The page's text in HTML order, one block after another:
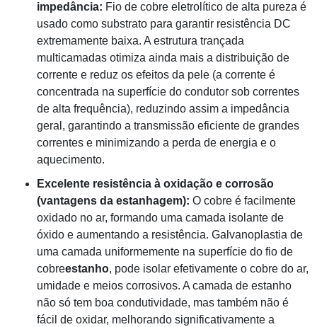
impedância: Fio de cobre eletrolítico de alta pureza é
usado como substrato para garantir resistência DC
extremamente baixa. A estrutura trançada
multicamadas otimiza ainda mais a distribuição de
corrente e reduz os efeitos da pele (a corrente é
concentrada na superfície do condutor sob correntes
de alta frequência), reduzindo assim a impedância
geral, garantindo a transmissão eficiente de grandes
correntes e minimizando a perda de energia e o
aquecimento.
Excelente resistência à oxidação e corrosão
(vantagens da estanhagem): O cobre é facilmente
oxidado no ar, formando uma camada isolante de
óxido e aumentando a resistência. Galvanoplastia de
uma camada uniformemente na superfície do fio de
cobreestanho, pode isolar efetivamente o cobre do ar,
umidade e meios corrosivos. A camada de estanho
não só tem boa condutividade, mas também não é
fácil de oxidar, melhorando significativamente a